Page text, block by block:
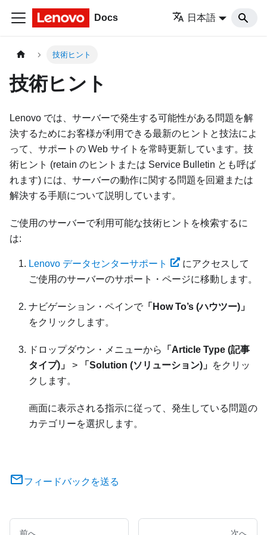
Docs 日本語
技術ヒント
技術ヒント
Lenovo では、サーバーで発生する可能性がある問題を解
決するためにお客様が利用できる最新のヒントと技法によ
って、サポートの Web サイトを常時更新しています。技
術ヒント (retain のヒントまたは Service Bulletin とも呼ば
れます) には、サーバーの動作に関する問題を回避または
解決する手順について説明しています。
ご使用のサーバーで利用可能な技術ヒントを検索するに
は:
Lenovo データセンターサポート
にアクセスして
ご使用のサーバーのサポート・ページに移動します。
ナビゲーション・ペインで「How To’s (ハウツー)」
をクリックします。
ドロップダウン・メニューから
「Article Type (記事
タイプ)」
> 「Solution (ソリューション)」 をクリッ
クします。
画面に表示される指示に従って、発生している問題の
カテゴリーを選択します。
フィードバックを送る